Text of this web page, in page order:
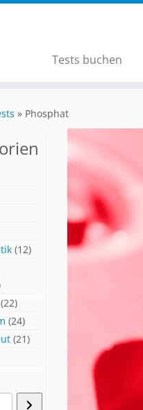
Tests buchen
» Phosphat
(12)
(22)
(24)
(21)